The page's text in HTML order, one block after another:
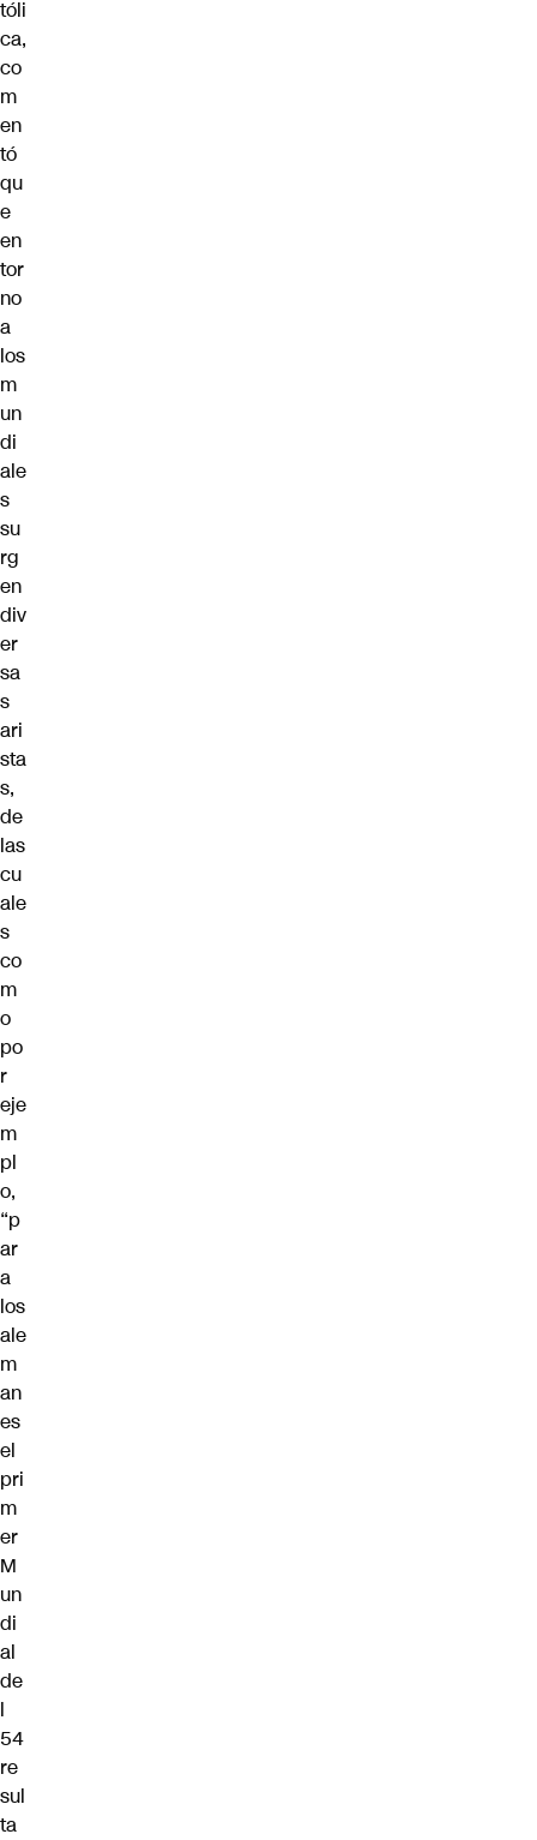
tóli
ca,
co
m
en
tó
qu
e
en
tor
no
a
los
m
un
di
ale
s
su
rg
en
div
er
sa
s
ari
sta
s,
de
las
cu
ale
s
co
m
o
po
r
eje
m
pl
o,
“p
ar
a
los
ale
m
an
es
el
pri
m
er
M
un
di
al
de
l
54
re
sul
ta